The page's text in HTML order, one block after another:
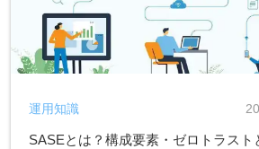
SASEとは？構成要素・ゼロトラスト
運用知識